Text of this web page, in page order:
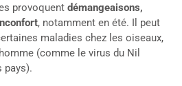
provoquent démangeaisons,
, notamment en été. Il peut
maladies chez les oiseaux,
(comme le virus du Nil
pays).